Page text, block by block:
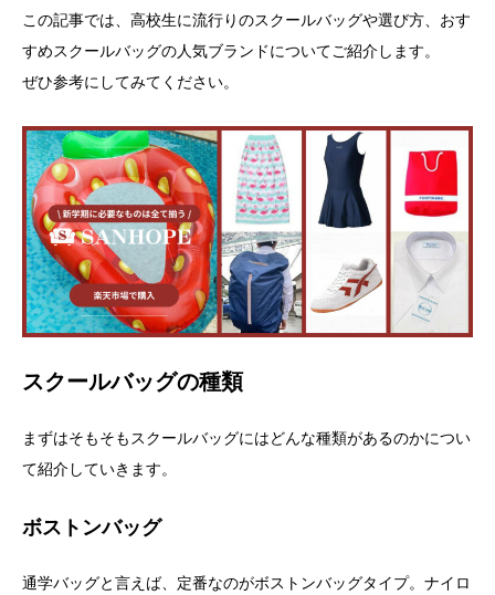
この記事では、高校生に流行りのスクールバッグや選び方、おす
すめスクールバッグの人気ブランドについてご紹介します。
ぜひ参考にしてみてください。
スクールバッグの種類
まずはそもそもスクールバッグにはどんな種類があるのかについ
て紹介していきます。
ボストンバッグ
通学バッグと言えば、定番なのがボストンバッグタイプ。ナイロ